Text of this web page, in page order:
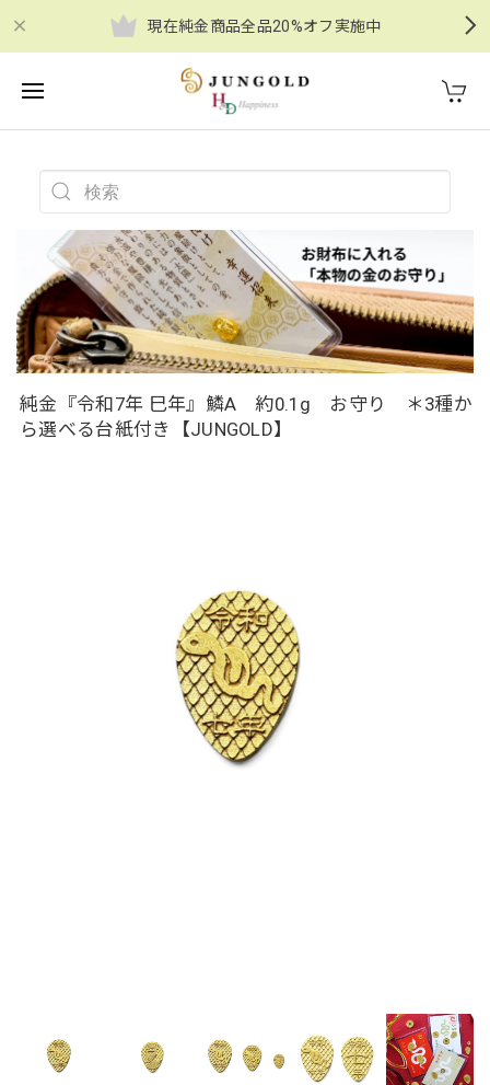
現在純金商品全品20%オフ実施中
純金『令和7年 巳年』鱗A 約0.1g お守り ＊3種か
ら選べる台紙付き【JUNGOLD】